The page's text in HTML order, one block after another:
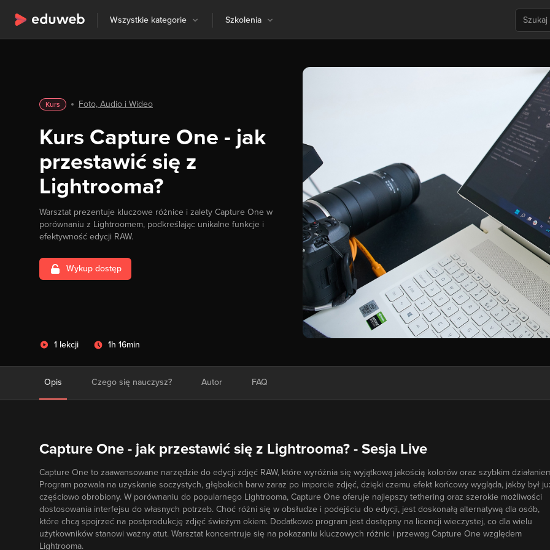
Wszystkie kategorie Szkolenia
Kurs Foto, Audio i Wideo
Kurs Capture One - jak
przestawić się z
Lightrooma?
Warsztat prezentuje kluczowe różnice i zalety Capture One w
porównaniu z Lightroomem, podkreślając unikalne funkcje i
efektywność edycji RAW.
Wykup dostęp
1 lekcji 1h 16min
Opis Czego się nauczysz? Autor FAQ
Capture One - jak przestawić się z Lightrooma? - Sesja Live
Capture One to zaawansowane narzędzie do edycji zdjęć RAW, które wyróżnia się wyjątkową jakością kolorów oraz szybkim
Program pozwala na uzyskanie soczystych, głębokich barw zaraz po imporcie zdjęć, dzięki czemu efekt końcowy wygląda, jakby był
częściowo obrobiony. W porównaniu do popularnego Lightrooma, Capture One oferuje najlepszy tethering oraz szerokie możliwości
dostosowania interfejsu do własnych potrzeb. Choć różni się w obsłudze i podejściu do edycji, jest doskonałą alternatywą dla osób,
które chcą spojrzeć na postprodukcję zdjęć świeżym okiem. Dodatkowo program jest dostępny na licencji wieczystej, co dla wielu
użytkowników stanowi ważny atut. Warsztat koncentruje się na pokazaniu kluczowych różnic i przewag Capture One względem
Lightrooma.